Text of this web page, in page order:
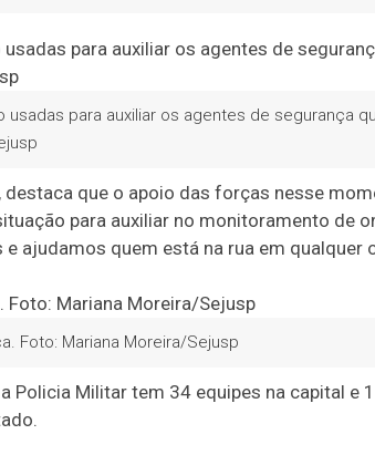
para auxiliar os agentes de segurança
destaca que o apoio das forças nesse
para auxiliar no monitoramento de
ajudamos quem está na rua em qualquer
Foto: Mariana Moreira/Sejusp
Policia Militar tem 34 equipes na capital e